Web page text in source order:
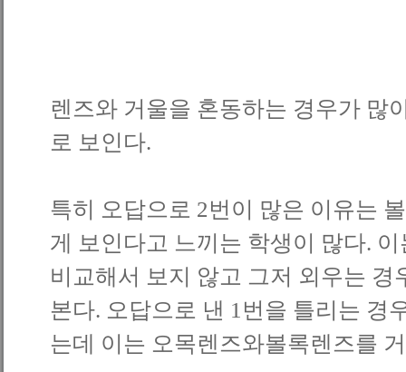
렌즈와 거울을 혼동하는 경우가 많
로 보인다.
특히 오답으로 2번이 많은 이유는
게 보인다고 느끼는 학생이 많다. 이
비교해서 보지 않고 그저 외우는
본다. 오답으로 낸 1 번을 틀리는 경
는데 이는 오목렌즈와볼록렌즈를